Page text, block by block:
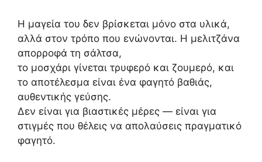
Η μαγεία του δεν βρίσκεται μόνο στα υλικά,
αλλά στον τρόπο που ενώνονται. Η μελιτζάνα
απορροφά τη σάλτσα,
το μοσχάρι γίνεται τρυφερό και ζουμερό, και
το αποτέλεσμα είναι ένα φαγητό βαθιάς,
αυθεντικής γεύσης.
Δεν είναι για βιαστικές μέρες — είναι για
στιγμές που θέλεις να απολαύσεις πραγματικό
φαγητό.